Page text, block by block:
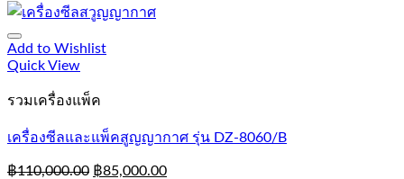
Add to Wishlist
Quick View
รวมเครื่องแพ็ค
เครื่องซีลและแพ็คสูญญากาศ รุ่น DZ-8060/B
฿110,000.00 ฿85,000.00